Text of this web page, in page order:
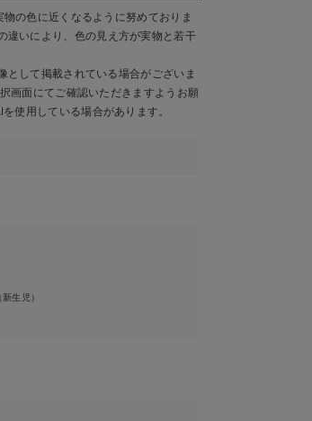
の色に近くなるように努めておりま
違いにより、色の見え方が実物と若干
として掲載されている場合がございま
画面にてご確認いただきますようお願
使用している場合があります。
生児）